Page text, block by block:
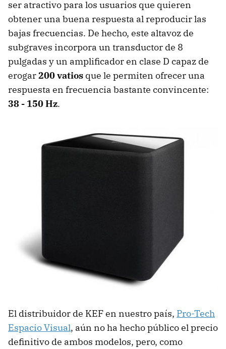
ser atractivo para los usuarios que quieren
obtener una buena respuesta al reproducir las
bajas frecuencias. De hecho, este altavoz de
subgraves incorpora un transductor de 8
pulgadas y un amplificador en clase D capaz de
erogar200 vatios que le permiten ofrecer una
respuesta en frecuencia bastante convincente:
38 - 150 Hz.
El distribuidor de KEF en nuestro país, Pro-Tech
Espacio Visual, aún no ha hecho público el precio
definitivo de ambos modelos, pero, como